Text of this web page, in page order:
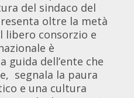
del sindaco del
oltre la metà
libero consorzio e
è
guida dell’ente che
segnala la paura
e una cultura